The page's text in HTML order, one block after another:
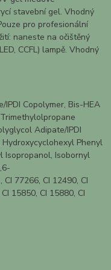
stavební gel. Vhodný
pro profesionální
naneste na očištěný
CCFL) lampě. Vhodný
Copolymer, Bis-HEA
Adipate/IPDI
Phenyl
Isopropanol, Isobornyl
77266, CI 12490, CI
15850, CI 15880, CI